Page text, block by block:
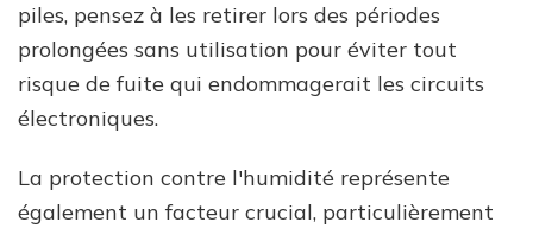
piles, pensez à les retirer lors des périodes
prolongées sans utilisation pour éviter tout
risque de fuite qui endommagerait les circuits
électroniques.
La protection contre l'humidité représente
également un facteur crucial, particulièrement